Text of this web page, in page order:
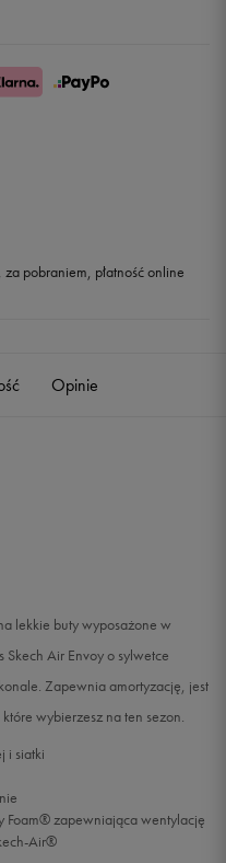
Powiadom o dostępności
za pobraniem, płatność online
Opinie
lekkie buty wyposażone w
Air Envoy o sylwetce
Zapewnia amortyzację, jest
wybierzesz na ten sezon.
i siatki
Foam® zapewniająca wentylację
Air®